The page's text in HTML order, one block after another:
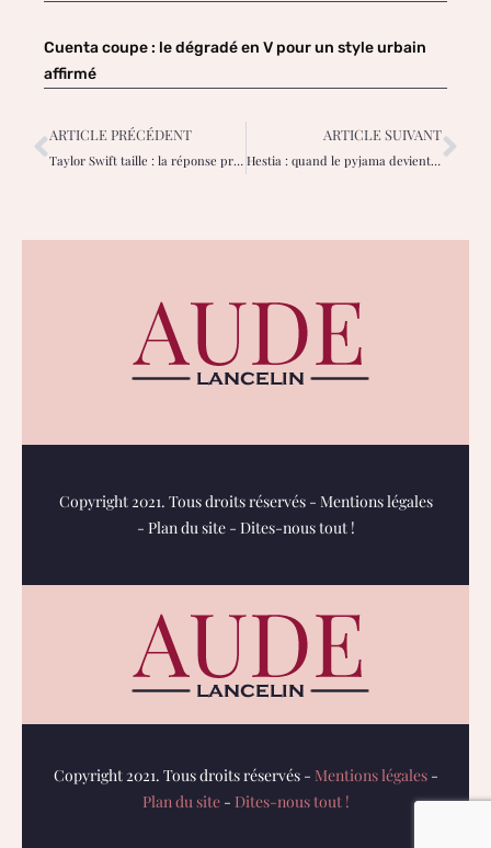
Cuenta coupe : le dégradé en V pour un style urbain
affirmé
ARTICLE PRÉCÉDENT
Taylor Swift taille : la réponse précise et les comparaisons marquantes
ARTICLE SUIVANT
Hestia : quand le pyjama devient une pièce élégante et responsable
Copyright 2021. Tous droits réservés - Mentions légales
- Plan du site- Dites-nous tout !
Copyright 2021. Tous droits réservés - Mentions légales-
Plan du site- Dites-nous tout !